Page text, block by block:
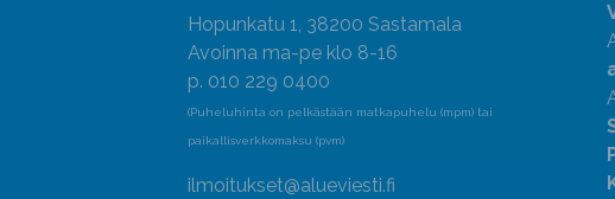
Hopunkatu 1, 38200 Sastamala
Avoinna ma-pe klo 8-16
p. 010 229 0400
(Puheluhinta on pelkästään matkapuhelu (mpm) tai
paikallisverkkomaksu (pvm)
ilmoitukset@alueviesti.fi